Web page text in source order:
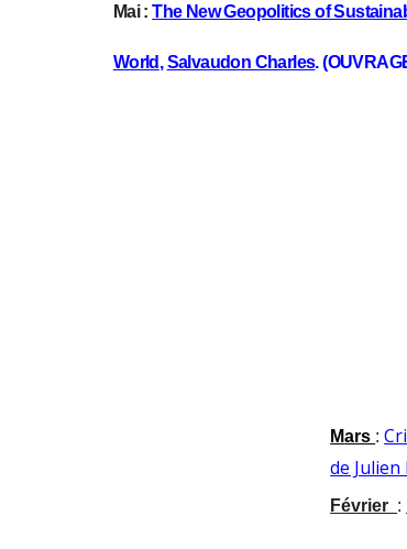
Mai :The New Geopolitics of
World ,Salvaudon Charles.
Mars :
de
Février :